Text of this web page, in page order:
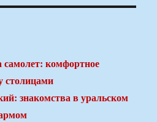
комфортное
столицами
знакомства в уральском